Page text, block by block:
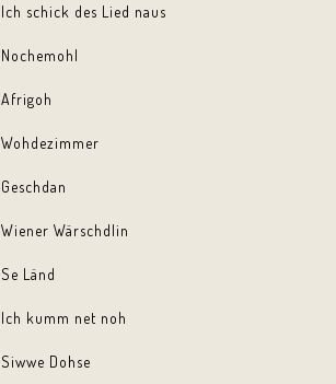
Ich schick des Lied naus
Nochemohl
Afrigoh
Wohdezimmer
Geschdan
Wiener Wärschdlin
Se Länd
Ich kumm net noh
Siwwe Dohse